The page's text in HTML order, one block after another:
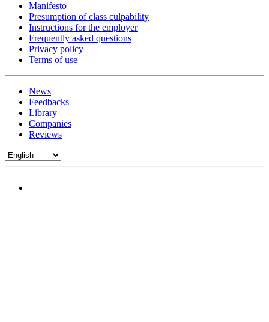
Manifesto
Presumption of class culpability
Instructions for the employer
Frequently asked questions
Privacy policy
Terms of use
News
Feedbacks
Library
Companies
Reviews